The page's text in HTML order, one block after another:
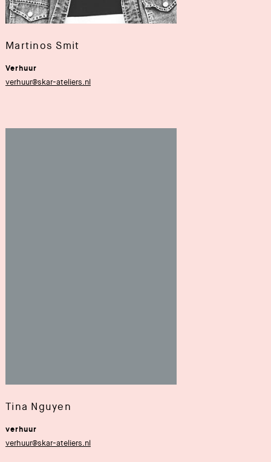
Martinos Smit
Verhuur
verhuur@skar-ateliers.nl
Tina Nguyen
verhuur
verhuur@skar-ateliers.nl